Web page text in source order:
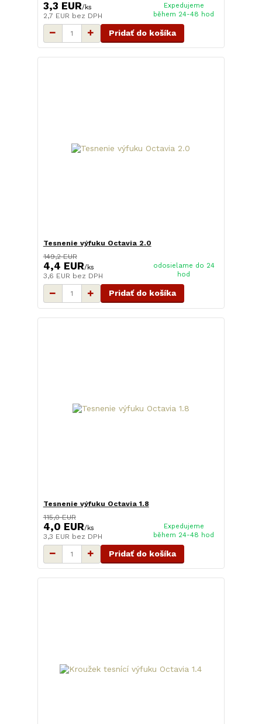
3,3 EUR/ks
2,7 EUR bez DPH
Expedujeme
během 24-48 hod
Pridať do košíka
Tesnenie výfuku Octavia 2.0
149,2 EUR
4,4 EUR/ks
3,6 EUR bez DPH
odosielame do 24
hod
Pridať do košíka
Tesnenie výfuku Octavia 1.8
115,0 EUR
4,0 EUR/ks
3,3 EUR bez DPH
Expedujeme
během 24-48 hod
Pridať do košíka